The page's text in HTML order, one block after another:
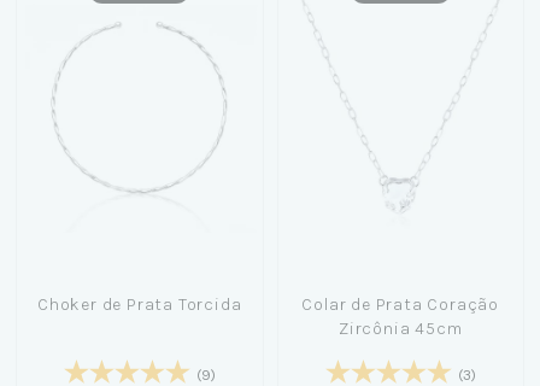
Choker de Prata Torcida
(9)
Colar de Prata Coração
Zircônia 45cm
(3)